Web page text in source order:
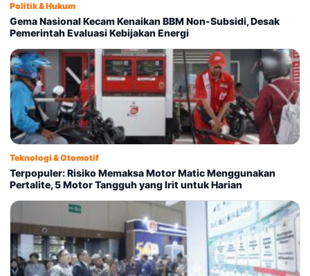
Politik & Hukum
Gema Nasional Kecam Kenaikan BBM Non-Subsidi, Desak
Pemerintah Evaluasi Kebijakan Energi
Teknologi & Otomotif
Terpopuler: Risiko Memaksa Motor Matic Menggunakan
Pertalite, 5 Motor Tangguh yang Irit untuk Harian